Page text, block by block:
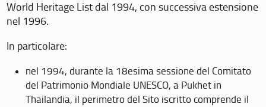
World Heritage List dal 1994, con successiva estensione
nel 1996.
In particolare:
nel 1994, durante la 18esima sessione del Comitato
del Patrimonio Mondiale UNESCO, a Pukhet in
Thailandia, il perimetro del Sito iscritto comprende il